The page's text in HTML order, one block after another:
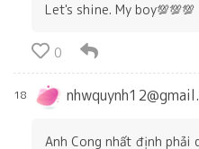
Let's shine. My boy💯💯💯
0
18
Anh Cong nhất định phải